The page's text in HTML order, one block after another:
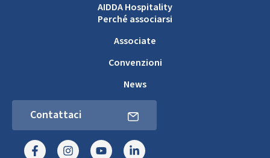
AIDDA Hospitality
Perché associarsi
Associate
Convenzioni
News
Contattaci